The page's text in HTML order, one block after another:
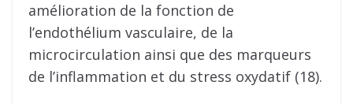
amélioration de la fonction de
l’endothélium vasculaire, de la
microcirculation ainsi que des marqueurs
de l’inflammation et du stress oxydatif (18).